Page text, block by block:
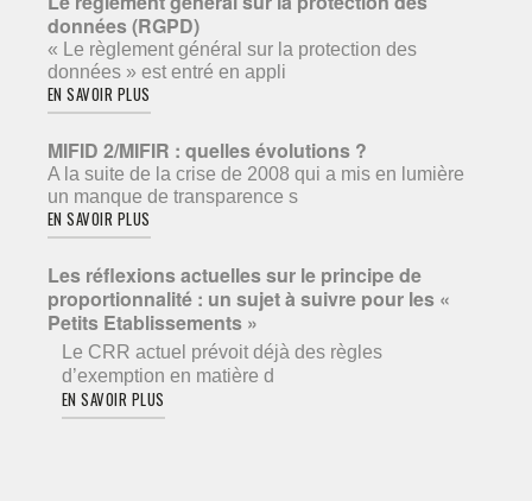
données (RGPD)
« Le règlement général sur la protection des
données » est entré en appli
EN SAVOIR PLUS
MIFID 2/MIFIR : quelles évolutions ?
A la suite de la crise de 2008 qui a mis en lumière
un manque de transparence s
EN SAVOIR PLUS
Les réflexions actuelles sur le principe de
proportionnalité : un sujet à suivre pour les «
Petits Etablissements »
Le CRR actuel prévoit déjà des règles
d’exemption en matière d
EN SAVOIR PLUS